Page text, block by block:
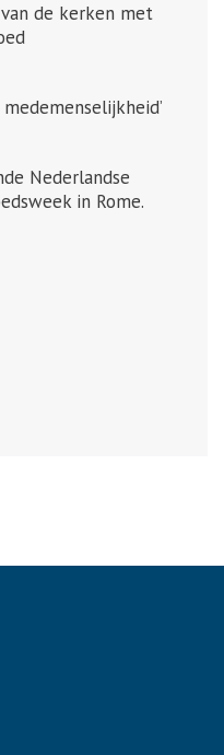
de kerken met
Nederlandse
in Rome.